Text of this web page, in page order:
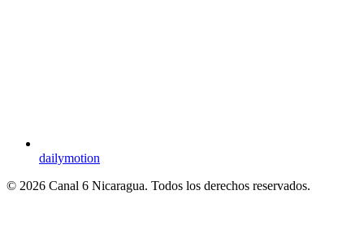
dailymotion
© 2026 Canal 6 Nicaragua. Todos los derechos reservados.